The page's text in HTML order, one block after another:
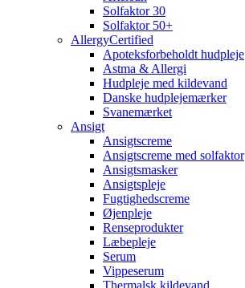
Solfaktor 30
Solfaktor 50+
AllergyCertified
Apoteksforbeholdt hudpleje
Astma & Allergi
Hudpleje med kildevand
Danske hudplejemærker
Svanemærket
Ansigt
Ansigtscreme
Ansigtscreme med solfaktor
Ansigtsmasker
Ansigtspleje
Fugtighedscreme
Øjenpleje
Renseprodukter
Læbepleje
Serum
Vippeserum
Thermalsk kildevand